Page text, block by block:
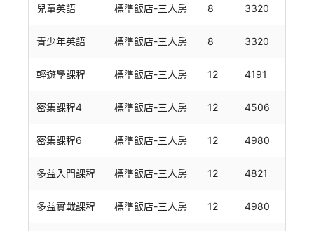
兒童英語 標準飯店-三人房 8 3320
青少年英語 標準飯店-三人房 8 3320
輕遊學課程 標準飯店-三人房 12 4191
密集課程4 標準飯店-三人房 12 4506
密集課程6 標準飯店-三人房 12 4980
多益入門課程 標準飯店-三人房 12 4821
多益實戰課程 標準飯店-三人房 12 4980